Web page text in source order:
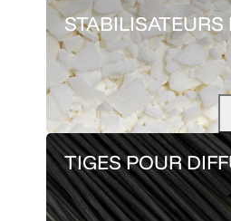
TIGES POUR